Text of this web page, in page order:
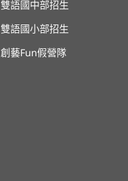
雙語國中部招生
雙語國小部招生
創藝Fun假營隊